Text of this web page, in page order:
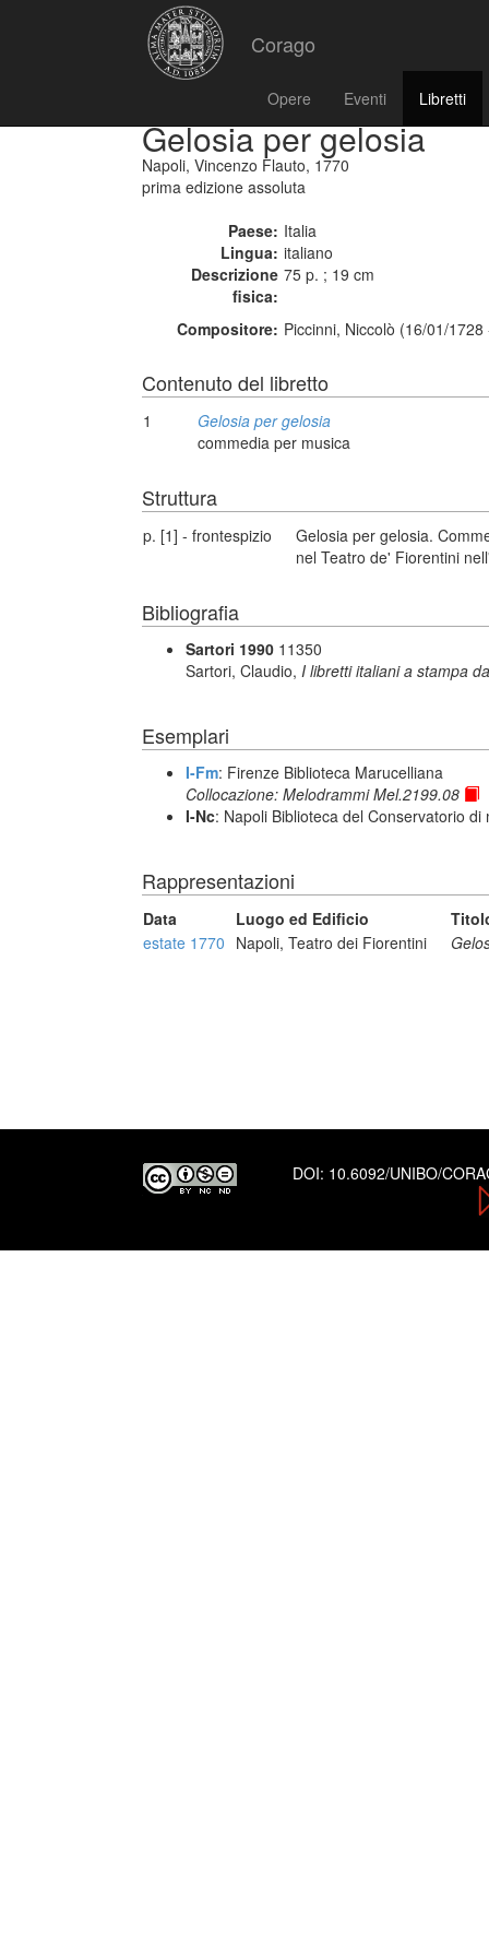
Corago
Opere Eventi Libretti
Gelosia per gelosia
Napoli, Vincenzo Flauto, 1770
prima edizione assoluta
Paese: Italia
Lingua: italiano
Descrizione
fisica:
75 p. ; 19 cm
Compositore: Piccinni, Niccolò (16/01/
Contenuto del libretto
1
Gelosia per gelosia
commedia per musica
Struttura
p. [1] - frontespizio
Gelosia per gelosia.
nel Teatro de' Fiorentini
Bibliografia
Sartori 1990 11350
Sartori, Claudio, I libretti italiani a stampa
Esemplari
I-Fm: Firenze Biblioteca Marucelliana
Collocazione: Melodrammi Mel.2199.08
I-Nc: Napoli Biblioteca del Conservatorio
Rappresentazioni
Data Luogo ed Edificio
estate 1770 Napoli, Teatro dei Fiorentini
DOI: 10.6092/UNIBO/